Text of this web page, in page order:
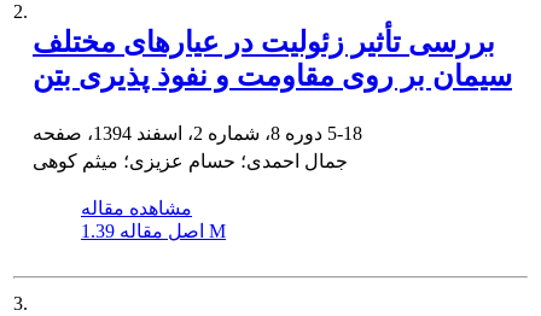
2.
بررسی تأثیر زئولیت در عیارهای مختلف
سیمان بر روی مقاومت و نفوذ پذیری بتن
5-18
جمال احمدی؛ حسام عزیزی؛ میثم کوهی
مشاهده مقاله
اصل مقاله 1.39 M
3.